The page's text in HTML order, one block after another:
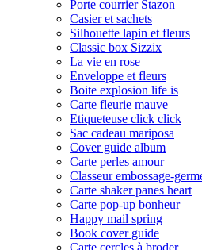
Porte courrier Stazon
Casier et sachets
Silhouette lapin et fleurs
Classic box Sizzix
La vie en rose
Enveloppe et fleurs
Boite explosion life is
Carte fleurie mauve
Etiqueteuse click click
Sac cadeau mariposa
Cover guide album
Carte perles amour
Classeur embossage-
Carte shaker panes heart
Carte pop-up bonheur
Happy mail spring
Book cover guide
Carte cercles à broder